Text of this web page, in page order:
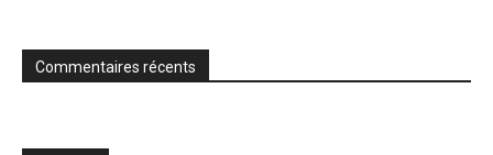
Commentaires récents